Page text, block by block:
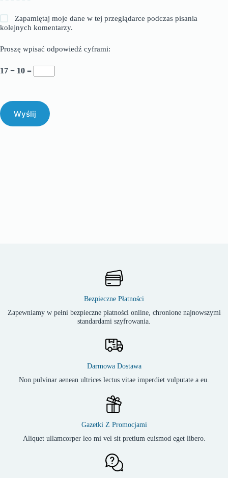
Zapamiętaj moje dane w tej przeglądarce podczas pisania
kolejnych komentarzy.
Proszę wpisać odpowiedź cyframi:
17 − 10 =
Wyślij
Bezpieczne Płatności
Zapewniamy w pełni bezpieczne płatności online, chronione najnowszymi
standardami szyfrowania.
Darmowa Dostawa
Non pulvinar aenean ultrices lectus vitae imperdiet vulputate a eu.
Gazetki Z Promocjami
Aliquet ullamcorper leo mi vel sit pretium euismod eget libero.